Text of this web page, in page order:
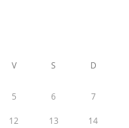
V S D
5 6 7
12 13 14